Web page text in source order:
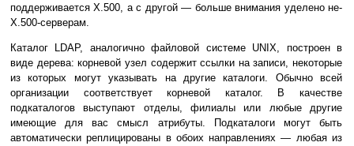
поддерживается X.500, а с другой — больше внимания уделено не-
X.500-серверам.
Каталог LDAP, аналогично файловой системе UNIX, построен в
виде дерева: корневой узел содержит ссылки на записи, некоторые
из которых могут указывать на другие каталоги. Обычно всей
организации соответствует корневой каталог. В качестве
подкаталогов выступают отделы, филиалы или любые другие
имеющие для вас смысл атрибуты. Подкаталоги могут быть
автоматически реплицированы в обоих направлениях — любая из